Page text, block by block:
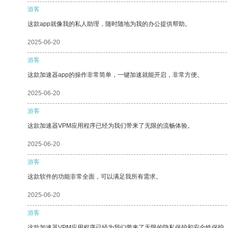
游客
这款app就像我的私人助理，随时随地为我的办公提供帮助。
2025-06-20
游客
这款加速器app的操作非常简单，一键加速就能开启，非常方便。
2025-06-20
游客
这款加速器VPM应用程序已经为我们带来了无限的流畅体验。
2025-06-20
游客
这款软件的功能非常全面，可以满足我所有需求。
2025-06-20
游客